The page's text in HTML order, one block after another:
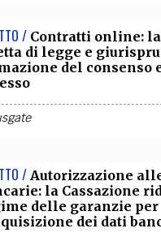
/ Contratti online:
di legge e
del consenso
/ Autorizzazione
la Cassazione
delle garanzie per
dei dati